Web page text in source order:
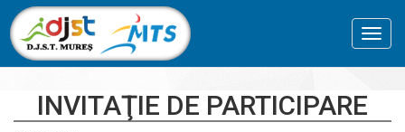
INVITAŢIE DE PARTICIPARE